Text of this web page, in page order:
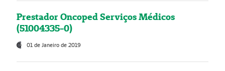
Prestador Oncoped Serviços Médicos
(51004335-0)
01 de Janeiro de 2019